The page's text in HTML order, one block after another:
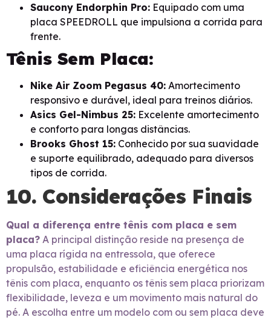
Saucony Endorphin Pro: Equipado com uma
placa SPEEDROLL que impulsiona a corrida para
frente.
Tênis Sem Placa:
Nike Air Zoom Pegasus 40: Amortecimento
responsivo e durável, ideal para treinos diários.
Asics Gel-Nimbus 25: Excelente amortecimento
e conforto para longas distâncias.
Brooks Ghost 15: Conhecido por sua suavidade
e suporte equilibrado, adequado para diversos
tipos de corrida.
10. Considerações Finais
Qual a diferença entre tênis com placa e sem
placa? A principal distinção reside na presença de
uma placa rígida na entressola, que oferece
propulsão, estabilidade e eficiência energética nos
tênis com placa, enquanto os tênis sem placa priorizam
flexibilidade, leveza e um movimento mais natural do
pé. A escolha entre um modelo com ou sem placa deve